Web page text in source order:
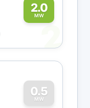
2.0
MW
2
0.5
MW